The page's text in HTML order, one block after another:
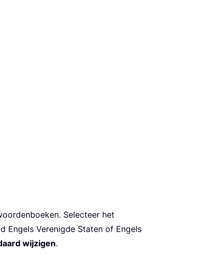
Selecteer het
Verenigde Staten of Engels
wijzigen.